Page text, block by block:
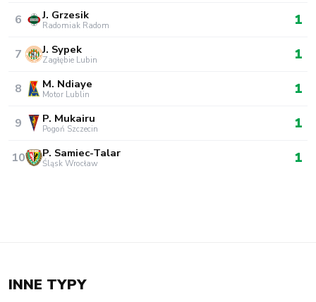
6 J. Grzesik
Radomiak Radom 1
7 J. Sypek
Zagłębie Lubin 1
8 M. Ndiaye
Motor Lublin 1
9 P. Mukairu
Pogoń Szczecin 1
10 P. Samiec-Talar
Śląsk Wrocław 1
INNE TYPY